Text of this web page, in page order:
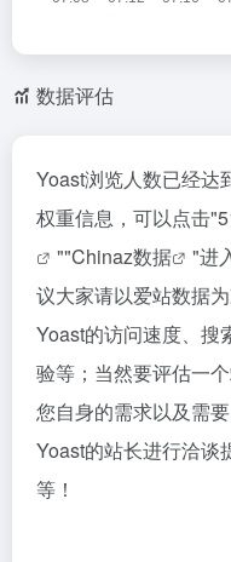
数据评估
Yoast浏览人数已经达
权重信息，可以点击"
""Chinaz数据
"进
议大家请以爱站数据
Yoast的访问速度、搜
验等；当然要评估一
您自身的需求以及需
Yoast的站长进行洽谈
等！